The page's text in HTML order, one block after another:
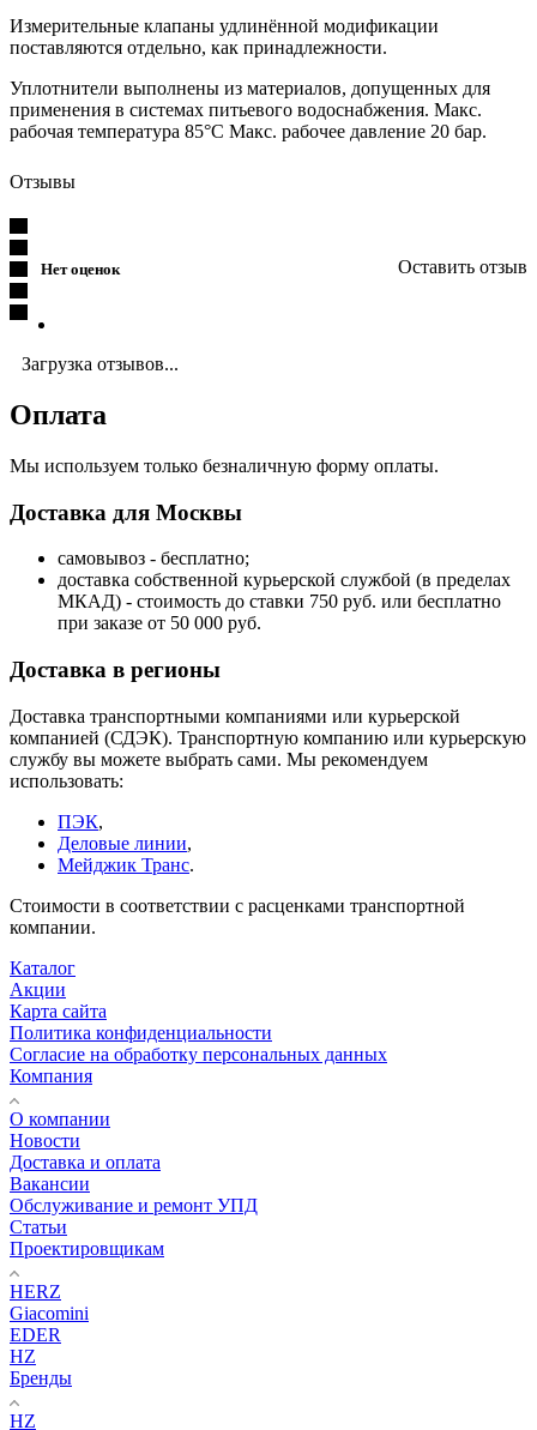
Измерительные клапаны удлинённой модификации
поставляются отдельно, как принадлежности.
Уплотнители выполнены из материалов, допущенных для
применения в системах питьевого водоснабжения. Макс.
рабочая температура 85°C Макс. рабочее давление 20 бар.
Отзывы
Нет оценок Оставить отзыв
Загрузка отзывов...
Оплата
Мы используем только безналичную форму оплаты.
Доставка для Москвы
самовывоз - бесплатно;
доставка собственной курьерской службой (в пределах
МКАД) - стоимость до ставки 750 руб. или бесплатно
при заказе от 50 000 руб.
Доставка в регионы
Доставка транспортными компаниями или курьерской
компанией (СДЭК). Транспортную компанию или курьерскую
службу вы можете выбрать сами. Мы рекомендуем
использовать:
ПЭК,
Деловые линии,
Мейджик Транс.
Стоимости в соответствии с расценками транспортной
компании.
Каталог
Акции
Карта сайта
Политика конфиденциальности
Согласие на обработку персональных данных
Компания
О компании
Новости
Доставка и оплата
Вакансии
Обслуживание и ремонт УПД
Статьи
Проектировщикам
HERZ
Giacomini
EDER
HZ
Бренды
HZ